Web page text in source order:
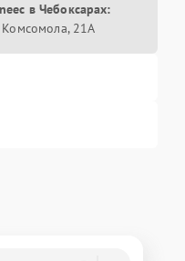
в Чебоксарах:
Комсомола, 21А